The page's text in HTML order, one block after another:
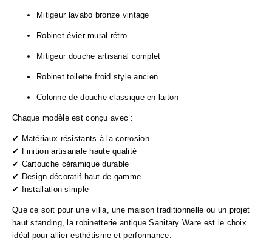
Mitigeur lavabo bronze vintage
Robinet évier mural rétro
Mitigeur douche artisanal complet
Robinet toilette froid style ancien
Colonne de douche classique en laiton
Chaque modèle est conçu avec :
✔ Matériaux résistants à la corrosion
✔ Finition artisanale haute qualité
✔ Cartouche céramique durable
✔ Design décoratif haut de gamme
✔ Installation simple
Que ce soit pour une villa, une maison traditionnelle ou un projet
haut standing, la robinetterie antique Sanitary Ware est le choix
idéal pour allier esthétisme et performance.